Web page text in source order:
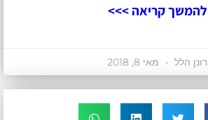
להמשך קריאה >>>
רונן הלל מאי 8, 2018